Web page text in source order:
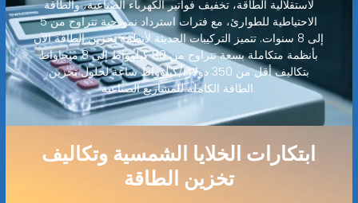
لاستقلالية الطاقة، تخفيف فواتير الكهرباء الصناعية، والطاقة
الاحتياطية للطوارئ، مع فترات استرداد نموذجية تتراوح من 5
إلى 8 سنوات. تتميز التركيبات الحديثة لأنظمة تخزين الطاقة الآن
بأنظمة متكاملة بسعة تتراوح من 80 كيلوواط إلى 8 ميجاواط
بتكاليف أقل من 350 دولارًا/كيلوواط ساعة لحلول تخزين
الطاقة الكاملة للمشاريع الصناعية.
ابتكارات الخلايا الشمسية وتكاليف
تخزين الطاقة